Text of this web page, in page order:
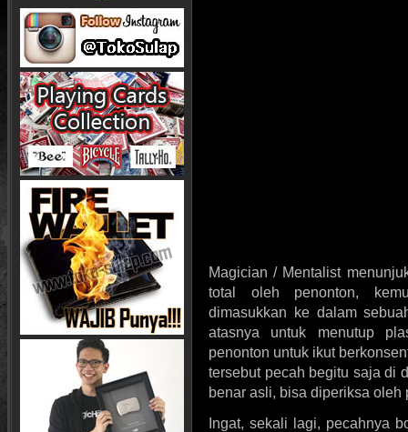
Magician / Mentalist
total oleh penonton,
dimasukkan ke dalam
atasnya untuk menutup
penonton untuk ikut
tersebut pecah begitu saja di
benar asli, bisa diperiksa oleh
Ingat, sekali lagi, pecahnya